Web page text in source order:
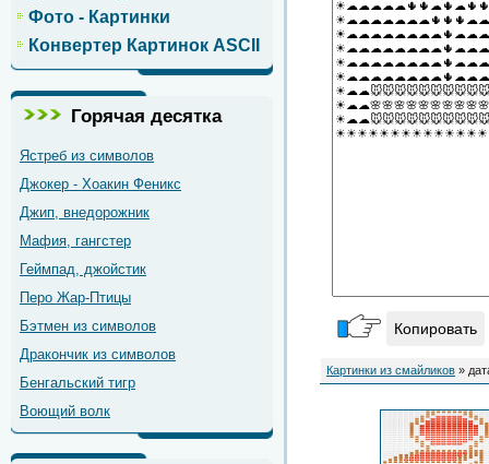
Фото - Картинки
Конвертер Картинок ASCII
Горячая десятка
Ястреб из символов
Джокер - Хоакин Феникс
Джип, внедорожник
Мафия, гангстер
Геймпад, джойстик
Перо Жар-Птицы
Бэтмен из символов
Дракончик из символов
Бенгальский тигр
Воющий волк
Копировать
Картинки из смайликов »